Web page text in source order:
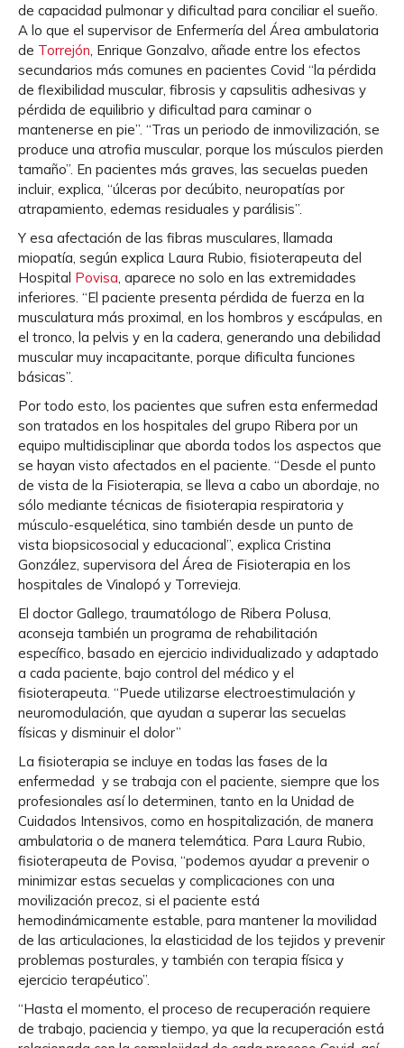
de capacidad pulmonar y dificultad para conciliar el sueño.
A lo que el supervisor de Enfermería del Área ambulatoria
de Torrejón , Enrique Gonzalvo, añade entre los efectos
secundarios más comunes en pacientes Covid “la pérdida
de flexibilidad muscular, fibrosis y capsulitis adhesivas y
pérdida de equilibrio y dificultad para caminar o
mantenerse en pie”. “Tras un periodo de inmovilización, se
produce una atrofia muscular, porque los músculos pierden
tamaño”. En pacientes más graves, las secuelas pueden
incluir, explica, “úlceras por decúbito, neuropatías por
atrapamiento, edemas residuales y parálisis”.
Y esa afectación de las fibras musculares, llamada
miopatía, según explica Laura Rubio, fisioterapeuta del
Hospital Povisa , aparece no solo en las extremidades
inferiores. “El paciente presenta pérdida de fuerza en la
musculatura más proximal, en los hombros y escápulas, en
el tronco, la pelvis y en la cadera, generando una debilidad
muscular muy incapacitante, porque dificulta funciones
básicas”.
Por todo esto, los pacientes que sufren esta enfermedad
son tratados en los hospitales del grupo Ribera por un
equipo multidisciplinar que aborda todos los aspectos que
se hayan visto afectados en el paciente. “Desde el punto
de vista de la Fisioterapia, se lleva a cabo un abordaje, no
sólo mediante técnicas de fisioterapia respiratoria y
músculo-esquelética, sino también desde un punto de
vista biopsicosocial y educacional”, explica Cristina
González, supervisora del Área de Fisioterapia en los
hospitales de Vinalopó y Torrevieja.
El doctor Gallego, traumatólogo de Ribera Polusa,
aconseja también un programa de rehabilitación
específico, basado en ejercicio individualizado y adaptado
a cada paciente, bajo control del médico y el
fisioterapeuta. “Puede utilizarse electroestimulación y
neuromodulación, que ayudan a superar las secuelas
físicas y disminuir el dolor”
La fisioterapia se incluye en todas las fases de la
enfermedad y se trabaja con el paciente, siempre que los
profesionales así lo determinen, tanto en la Unidad de
Cuidados Intensivos, como en hospitalización, de manera
ambulatoria o de manera telemática. Para Laura Rubio,
fisioterapeuta de Povisa, “podemos ayudar a prevenir o
minimizar estas secuelas y complicaciones con una
movilización precoz, si el paciente está
hemodinámicamente estable, para mantener la movilidad
de las articulaciones, la elasticidad de los tejidos y prevenir
problemas posturales, y también con terapia física y
ejercicio terapéutico”.
“Hasta el momento, el proceso de recuperación requiere
de trabajo, paciencia y tiempo, ya que la recuperación está